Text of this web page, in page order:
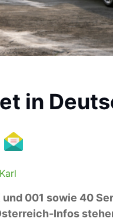
in
und 001 sowie 40
Infos